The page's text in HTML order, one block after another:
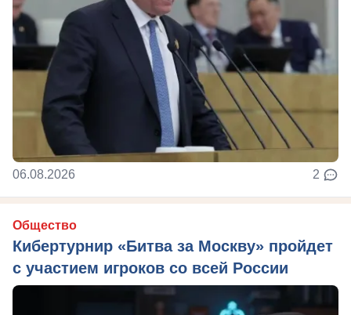
06.08.2026 2
Общество
Кибертурнир «Битва за Москву» пройдет
с участием игроков со всей России